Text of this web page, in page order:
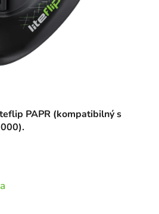
PAPR (kompatibilný s